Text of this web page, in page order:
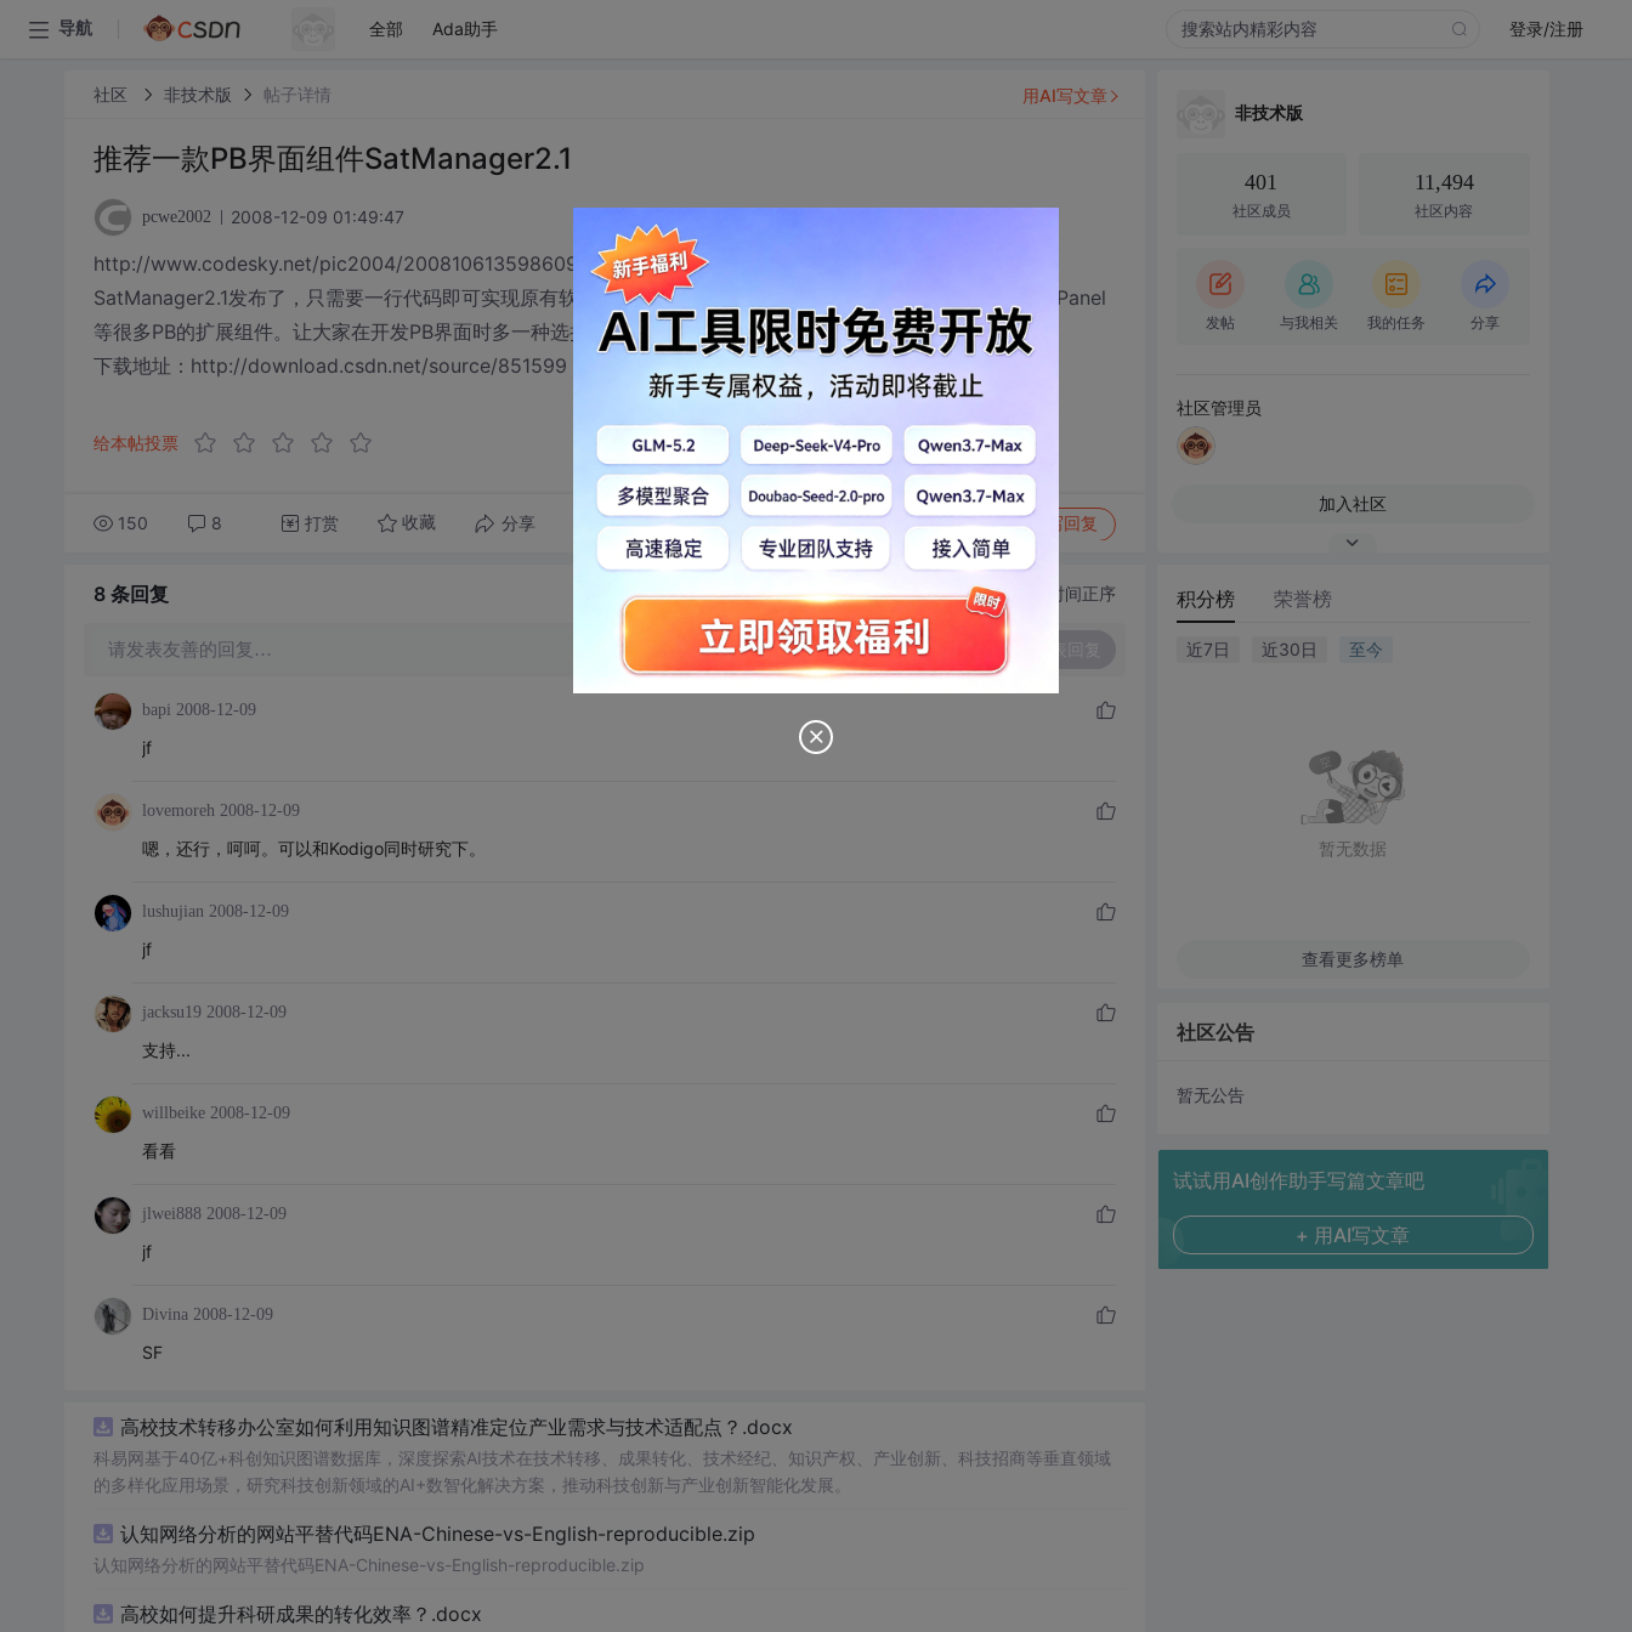
导航 全部 Ada助手 登录/注册
社区 非技术版 帖子详情
推荐一款PB界面组件SatManager2.1
pcwe2002 2008-12-09 01:49:47
http://www.codesky.net/pic2004/200810613598609.jpg
SatManager2.1发布了，只需要一行代码即可实现原有软件界面的彻底美化！支持多种皮肤。还提供了ToolBar、Panel
等很多PB的扩展组件。让大家在开发PB界面时多一种选择！
下载地址：http://download.csdn.net/source/851599
给本帖投票
150 8 打赏 收藏 分享 转发到动态 举报 写回复
用AI写文章
8 条回复 切换为时间正序
请发表友善的回复…
bapi 2008-12-09
jf
lovemoreh 2008-12-09
嗯，还行，呵呵。可以和Kodigo同时研究下。
lushujian 2008-12-09
jf
jacksu19 2008-12-09
支持...
willbeike 2008-12-09
看看
jlwei888 2008-12-09
jf
Divina 2008-12-09
SF
高校技术转移办公室如何利用知识图谱精准定位产业需求与技术适配点？.docx
科易网基于40亿+科创知识图谱数据库，深度探索AI技术在技术转移、成果转化、技术经纪、知识产权、产业创新、科技招商等垂直领域
的多样化应用场景，研究科技创新领域的AI+数智化解决方案，推动科技创新与产业创新智能化发展。
认知网络分析的网站平替代码ENA-Chinese-vs-English-reproducible.zip
认知网络分析的网站平替代码ENA-Chinese-vs-English-reproducible.zip
高校如何提升科研成果的转化效率？.docx
非技术版
401
社区成员
11,494
社区内容
发帖 与我相关 我的任务 分享
社区管理员
加入社区
积分榜 荣誉榜
近7日 近30日 至今
暂无数据
查看更多榜单
社区公告
暂无公告
试试用AI创作助手写篇文章吧
+ 用AI写文章